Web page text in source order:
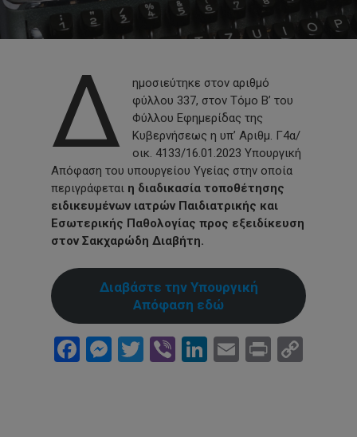
Δ
ημοσιεύτηκε στον αριθμό
φύλλου 337, στον Τόμο Β’ του
Φύλλου Εφημερίδας της
Κυβερνήσεως η υπ’ Αριθμ. Γ4α/
οικ. 4133/16.01.2023 Υπουργική
Απόφαση του υπουργείου Υγείας στην οποία
περιγράφεται η διαδικασία τοποθέτησης
ειδικευμένων ιατρών Παιδιατρικής και
Εσωτερικής Παθολογίας προς εξειδίκευση
στον Σακχαρώδη Διαβήτη.
Διαβάστε την Υπουργική
Απόφαση εδώ
Facebook
Messenger
Twitter
ViberLinkedIn
Email
Print